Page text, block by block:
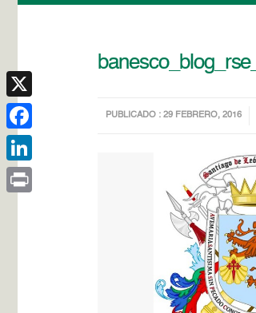
PUBLICADO : 29 FEBRERO, 2016
X
Facebook
LinkedIn